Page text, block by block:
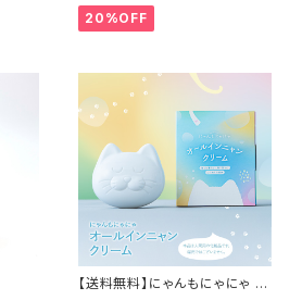
20%OFF
【送料無料】にゃんもにゃにゃ オ